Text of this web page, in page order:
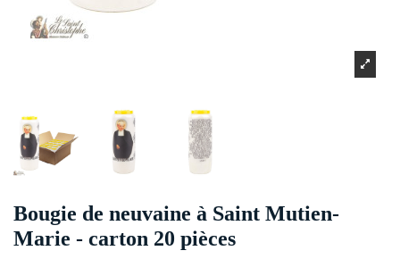
Bougie de neuvaine à Saint Mutien-
Marie - carton 20 pièces